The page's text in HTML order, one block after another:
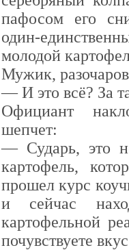
пафосом его
один-
молодой
Мужик,
— И это всё? За
Официант
шепчет:
— Сударь, это
картофель,
прошел курс
и сейчас
картофельной
почувствуете